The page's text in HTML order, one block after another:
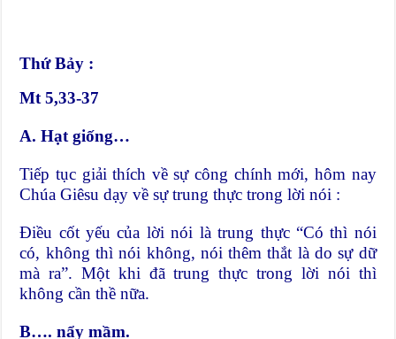
Thứ Bảy :
Mt 5,33-37
A. Hạt giống…
Tiếp tục giải thích về sự công chính mới, hôm nay
Chúa Giêsu dạy về sự trung thực trong lời nói :
Điều cốt yếu của lời nói là trung thực “Có thì nói
có, không thì nói không, nói thêm thắt là do sự dữ
mà ra”. Một khi đã trung thực trong lời nói thì
không cần thề nữa.
B…. nẩy mầm.